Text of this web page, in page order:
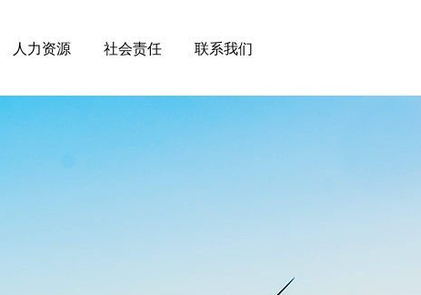
人力资源 社会责任 联系我们